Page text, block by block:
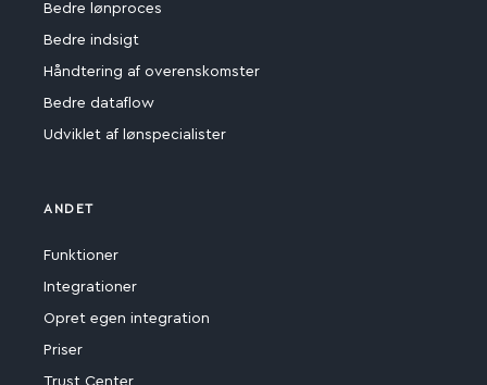
Bedre lønproces
Bedre indsigt
Håndtering af overenskomster
Bedre dataflow
Udviklet af lønspecialister
ANDET
Funktioner
Integrationer
Opret egen integration
Priser
Trust Center